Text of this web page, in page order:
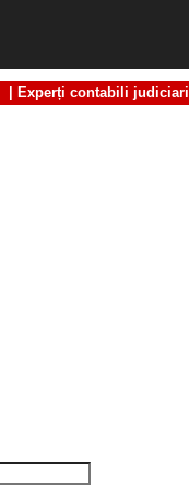
Experți contabili judiciari